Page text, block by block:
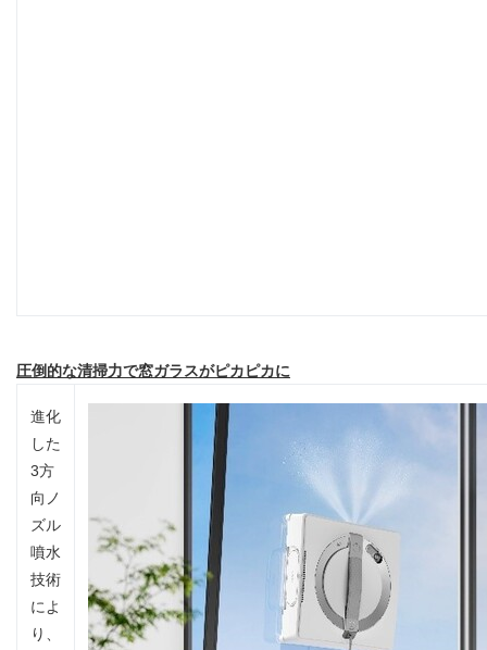
圧倒的な清掃力で窓ガラスがピカピカに
進化
した
3方
向ノ
ズル
噴水
技術
によ
り、